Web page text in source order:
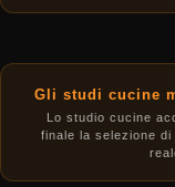
Gli studi cucine
Lo studio cucine
finale la selezione